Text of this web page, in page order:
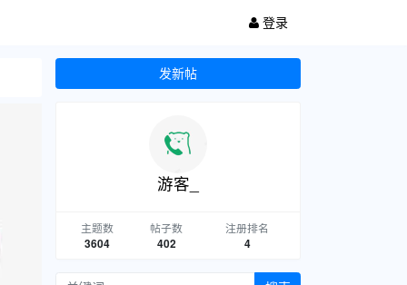
登录
发新帖
游客_
主题数
3604
帖子数
402
注册排名
4